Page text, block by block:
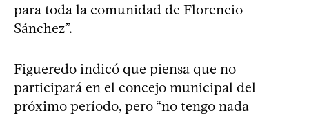
para toda la comunidad de Florencio
Sánchez”.
Figueredo indicó que piensa que no
participará en el concejo municipal del
próximo período, pero “no tengo nada